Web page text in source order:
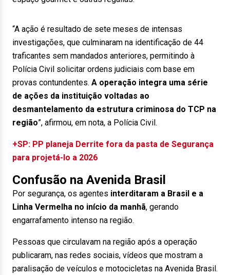
“A ação é resultado de sete meses de intensas
investigações, que culminaram na identificação de 44
traficantes sem mandados anteriores, permitindo à
Polícia Civil solicitar ordens judiciais com base em
provas contundentes. A operação integra uma série
de ações da instituição voltadas ao
desmantelamento da estrutura criminosa do TCP na
região”, afirmou, em nota, a Polícia Civil.
+SP: PP planeja Derrite fora da pasta de Segurança
para projetá-lo a 2026
Confusão na Avenida Brasil
Por segurança, os agentes interditaram a Brasil e a
Linha Vermelha no início da manhã, gerando
engarrafamento intenso na região.
Pessoas que circulavam na região após a operação
publicaram, nas redes sociais, vídeos que mostram a
paralisação de veículos e motocicletas na Avenida Brasil.